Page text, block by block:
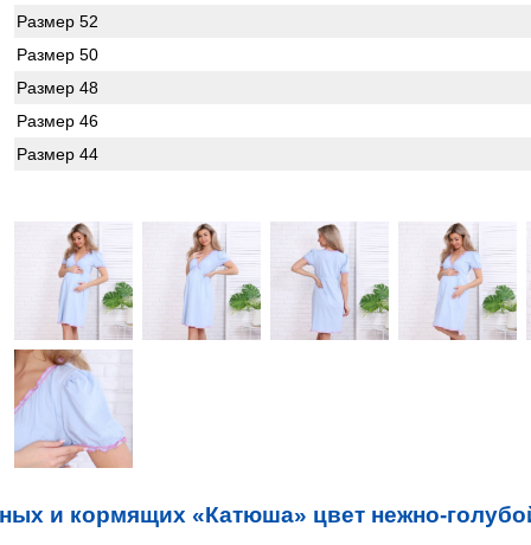
Размер 52
Размер 50
Размер 48
Размер 46
Размер 44
и кормящих «Катюша» цвет нежно-